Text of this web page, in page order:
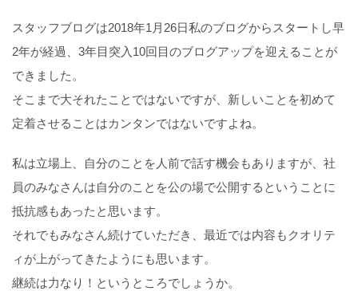
スタッフブログは2018年1月26日私のブログからスタートし早
2年が経過、3年目突入10回目のブログアップを迎えることが
できました。
そこまで大それたことではないですが、新しいことを初めて
定着させることはカンタンではないですよね。
私は立場上、自分のことを人前で話す機会もありますが、社
員のみなさんは自分のことを公の場で公開するということに
抵抗感もあったと思います。
それでもみなさん続けていただき、最近では内容もクオリテ
ィが上がってきたようにも思います。
継続は力なり！というところでしょうか。